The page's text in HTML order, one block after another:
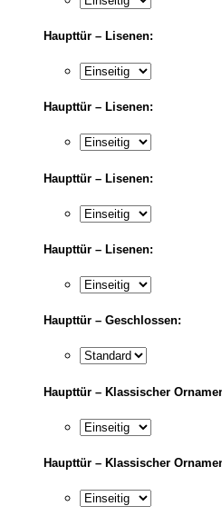
Haupttür – Lisenen:
Haupttür – Lisenen:
Haupttür – Lisenen:
Haupttür – Lisenen:
Haupttür – Geschlossen:
Haupttür – Klassischer
Haupttür – Klassischer